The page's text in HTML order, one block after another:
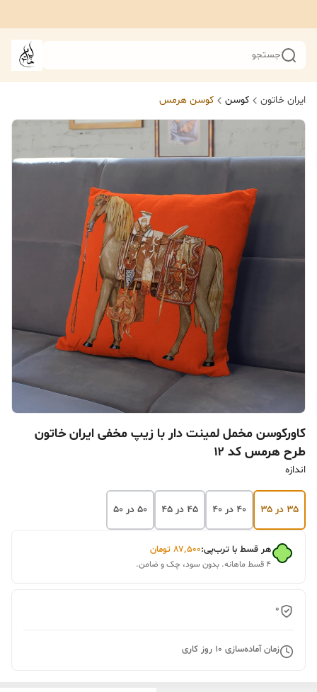
جستجو
ایران خاتون کوسن کوسن هرمس
کاورکوسن مخمل لمینت دار با زیپ مخفی ایران خاتون
طرح هرمس کد ۱۲
اندازه
۳۵ در ۳۵ ۴۰ در ۴۰ ۴۵ در ۴۵ ۵۰ در ۵۰
هر قسط با ترب‌پی:۸۷٬۵۰۰ تومان
۴ قسط ماهانه. بدون سود، چک و ضامن.
0
زمان آماده‌سازی 10 روز کاری